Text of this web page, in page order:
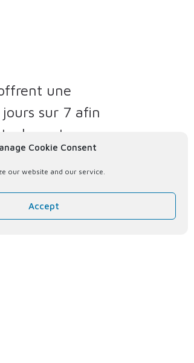
Cookie Consent
our website and our service.
Accept
une
sur 7 afin
du secteur pour
la maintenance
et bien